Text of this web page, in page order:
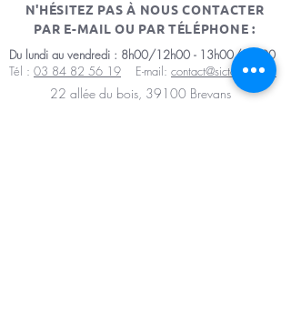
N'HÉSITEZ PAS À NOUS CONTACTER
PAR E-MAIL OU PAR TÉLÉPHONE :
Du lundi au vendredi : 8h00/12h00 - 13h00/17h00
Tél : 03 84 82 56 19 E-mail: contact@sictomdole.fr
22 allée du bois, 39100 Brevans